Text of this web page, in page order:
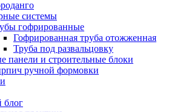
системы
гофрированные
Гофрированная труба отожженная
Труба под развальцовку
панели и строительные блоки
ручной формовки
блог